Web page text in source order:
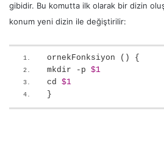
gibidir. Bu komutta ilk olarak bir dizin
konum yeni dizin ile değiştirilir:
ornekFonksiyon () {
mkdir -p $1
cd $1
}